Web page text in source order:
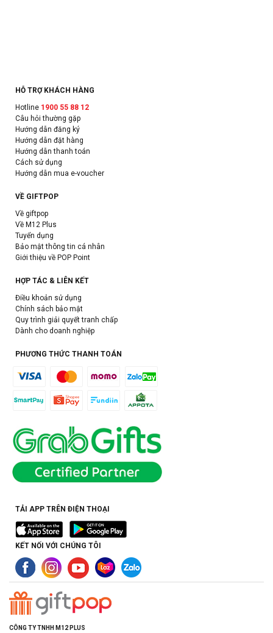
HỖ TRỢ KHÁCH HÀNG
Hotline 1900 55 88 12
Câu hỏi thường gặp
Hướng dẫn đăng ký
Hướng dẫn đặt hàng
Hướng dẫn thanh toán
Cách sử dụng
Hướng dẫn mua e-voucher
VỀ GIFTPOP
Về giftpop
Về M12 Plus
Tuyển dụng
Bảo mật thông tin cá nhân
Giới thiệu về POP Point
HỢP TÁC & LIÊN KẾT
Điều khoản sử dụng
Chính sách bảo mật
Quy trình giải quyết tranh chấp
Dành cho doanh nghiệp
PHƯƠNG THỨC THANH TOÁN
TẢI APP TRÊN ĐIỆN THOẠI
KẾT NỐI VỚI CHÚNG TÔI
CÔNG TY TNHH M12 PLUS